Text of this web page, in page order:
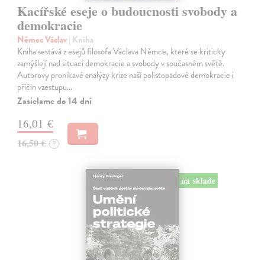
Kacířské eseje o budoucnosti svobody a
demokracie
Němec Václav| Kniha
Kniha sestává z esejů filosofa Václava Němce, které se kriticky
zamýšlejí nad situací demokracie a svobody v současném světě.
Autorovy pronikavé analýzy krize naší polistopadové demokracie i
příčin vzestupu…
Zasielame do 14 dní
16,01 €
16,50 € ?
na sklade